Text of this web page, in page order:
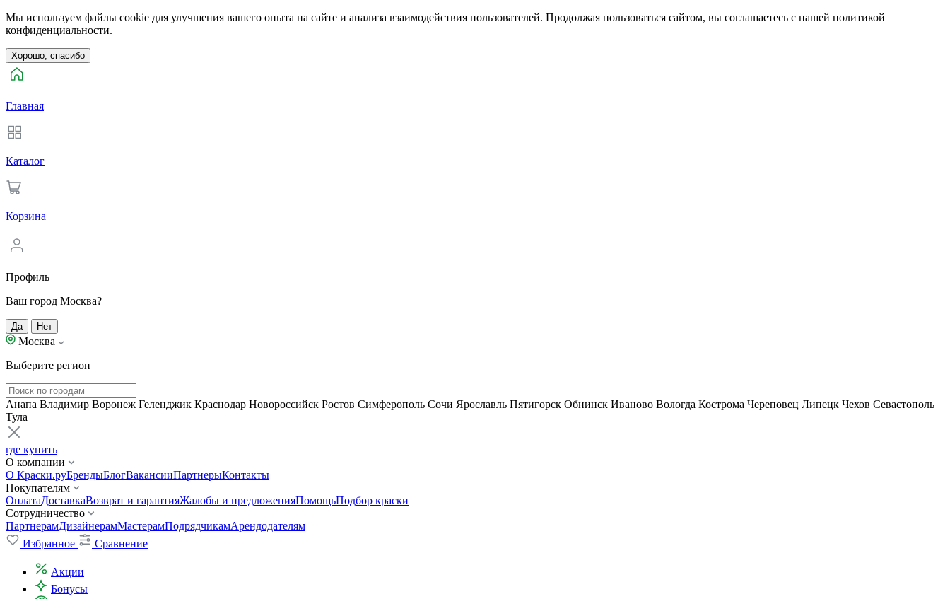
Мы используем файлы cookie для улучшения вашего опыта на сайте и анализа взаимодействия пользователей. Продолжая пользоваться сайтом, вы соглашаетесь с нашей политикой
конфиденциальности.
Хорошо, спасибо
Главная
Каталог
Корзина
Профиль
Ваш город Москва?
Да Нет
Москва
Выберите регион
Анапа Владимир Воронеж Геленджик Краснодар Новороссийск Ростов Симферополь Сочи Ярославль Пятигорск Обнинск Иваново Вологда Кострома Череповец Липецк Чехов Севастополь
Тула
где купить
О компании
О Краски.руБрендыБлогВакансииПартнерыКонтакты
Покупателям
ОплатаДоставкаВозврат и гарантияЖалобы и предложенияПомощьПодбор краски
Сотрудничество
ПартнерамДизайнерамМастерамПодрядчикамАрендодателям
Избранное
Сравнение
Акции
Бонусы